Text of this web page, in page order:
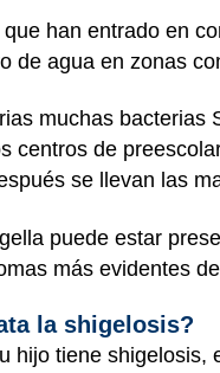
han entrado en
de agua en zonas
muchas bacterias
centros de
se llevan las
puede estar
más evidentes
la shigelosis?
hijo tiene shigelosis,